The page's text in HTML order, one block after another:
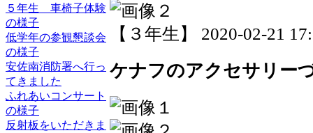
５年生 車椅子体験
の様子
低学年の参観懇談会
の様子
安佐南消防署へ行っ
てきました
ふれあいコンサート
の様子
反射板をいただきま
【３年生】 2020-02-21
ケナフのアクセサリー